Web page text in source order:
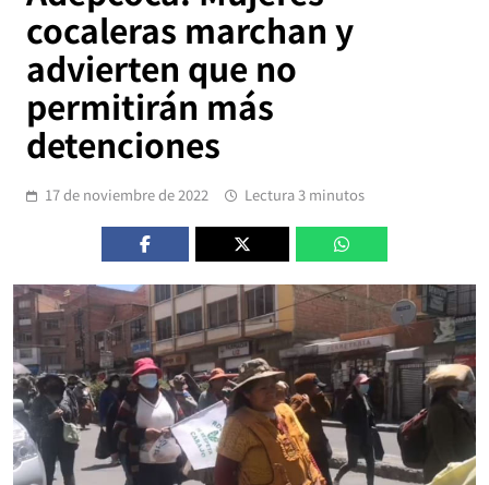
cocaleras marchan y
advierten que no
permitirán más
detenciones
17 de noviembre de 2022 Lectura 3 minutos